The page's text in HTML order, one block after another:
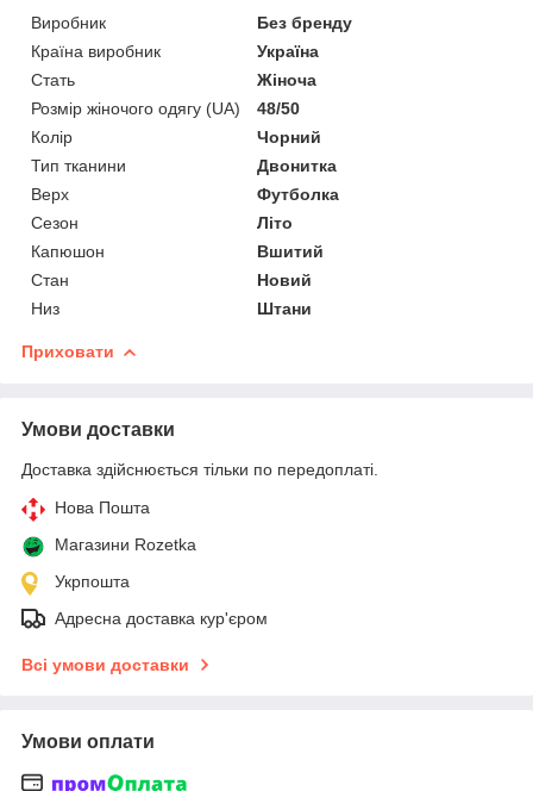
Виробник
Без бренду
Країна виробник
Україна
Стать
Жіноча
Розмір жіночого одягу (UA)
48/50
Колір
Чорний
Тип тканини
Двонитка
Верх
Футболка
Сезон
Літо
Капюшон
Вшитий
Стан
Новий
Низ
Штани
Приховати
Умови доставки
Доставка здійснюється тільки по передоплаті.
Нова Пошта
Магазини Rozetka
Укрпошта
Адресна доставка кур'єром
Всі умови доставки
Умови оплати